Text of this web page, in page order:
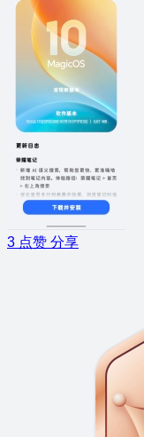
3 点赞 分享